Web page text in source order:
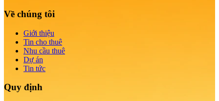
Về chúng tôi
Giới thiệu
Tin cho thuê
Nhu cầu thuê
Dự án
Tin tức
Quy định